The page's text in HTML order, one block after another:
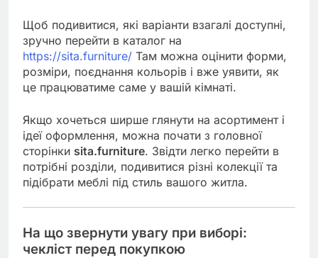
Щоб подивитися, які варіанти взагалі доступні,
зручно перейти в каталог на
https://sita.furniture/ Там можна оцінити форми,
розміри, поєднання кольорів і вже уявити, як
це працюватиме саме у вашій кімнаті.
Якщо хочеться ширше глянути на асортимент і
ідеї оформлення, можна почати з головної
сторінки sita.furniture. Звідти легко перейти в
потрібні розділи, подивитися різні колекції та
підібрати меблі під стиль вашого житла.
На що звернути увагу при виборі:
чекліст перед покупкою